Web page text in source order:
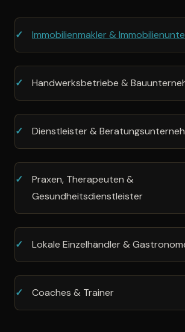
Immobilienmakler &
Handwerksbetriebe &
Dienstleister &
Praxen, Therapeuten &
Gesundheitsdienstleister
Lokale Einzelhändler &
Coaches & Trainer